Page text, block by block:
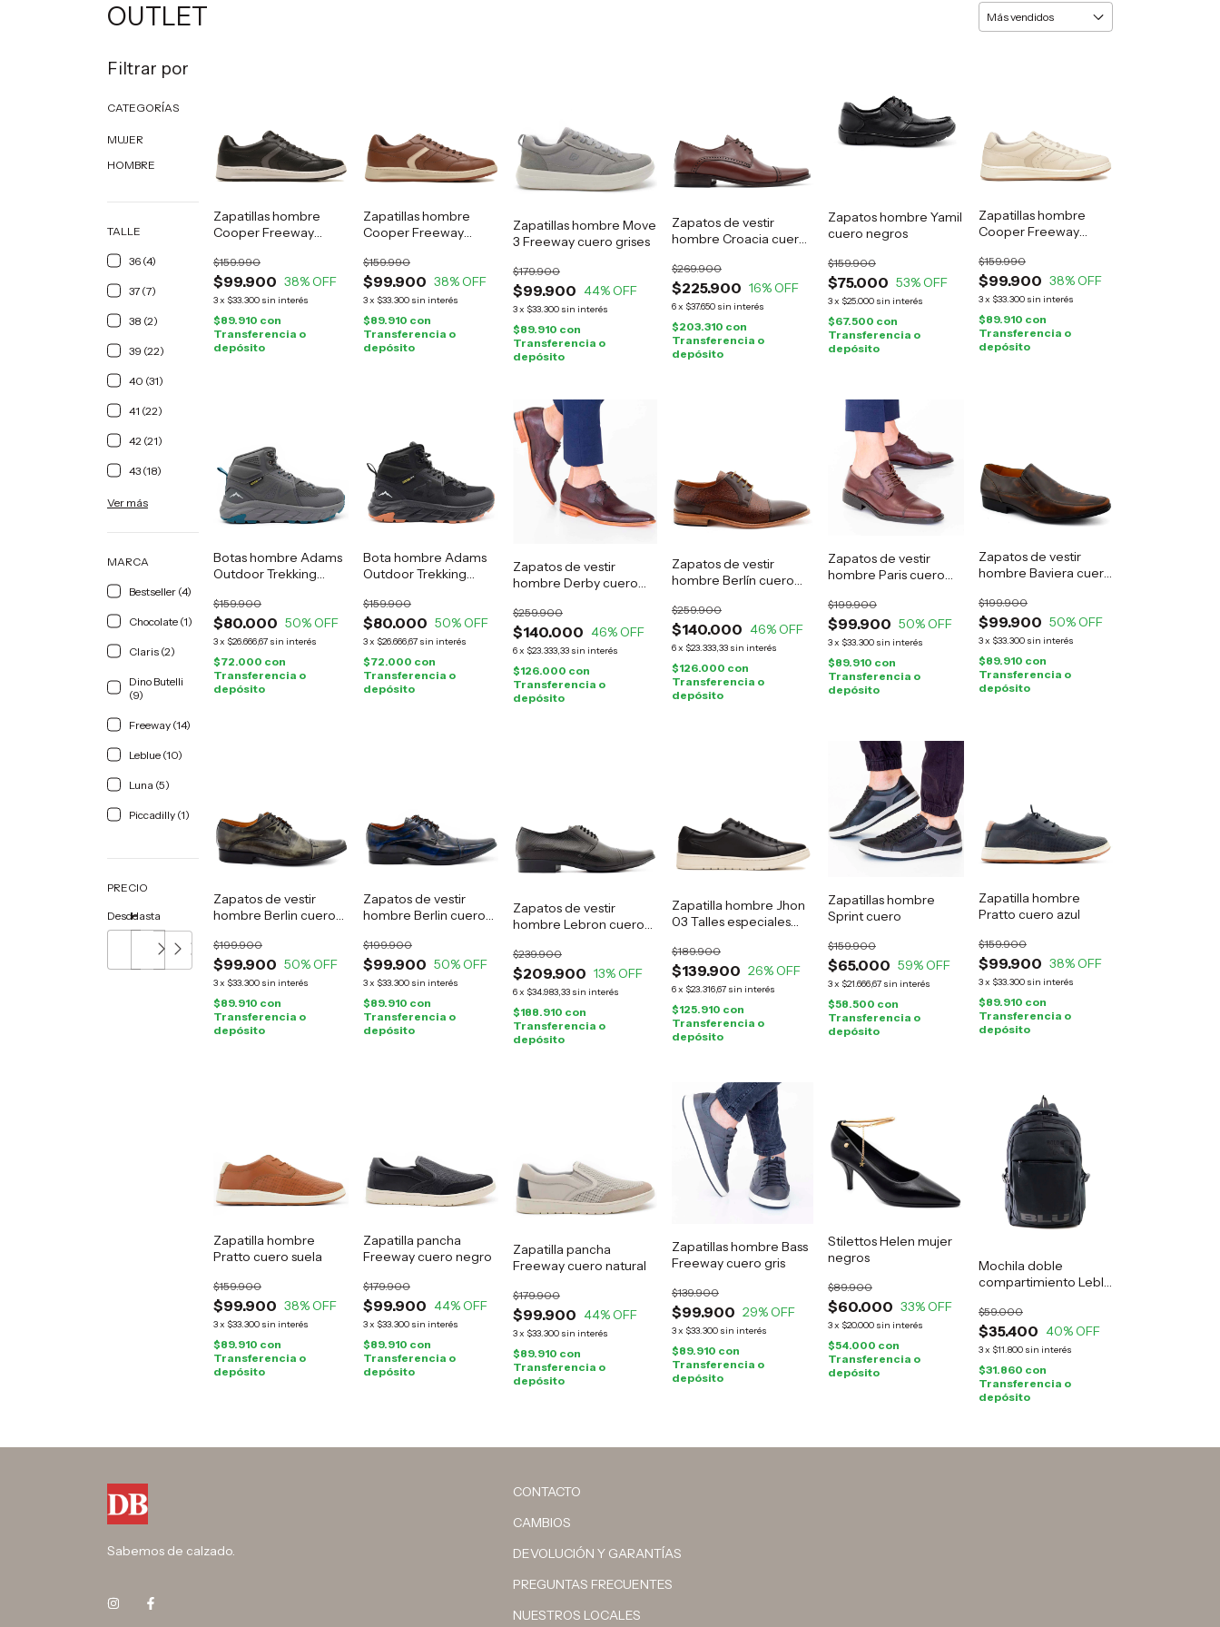
OUTLET
Filtrar por
CATEGORÍAS
MUJER
HOMBRE
TALLE
36 (4)
37 (7)
38 (2)
39 (22)
40 (31)
41 (22)
42 (21)
43 (18)
Ver más
MARCA
Bestseller (4)
Chocolate (1)
Claris (2)
Dino Butelli
(9)
Freeway (14)
Leblue (10)
Luna (5)
Piccadilly (1)
PRECIO
DesdeHasta
Zapatillas hombre
Cooper Freeway
$99.900
$159.990
38% OFF
3x $33.300 sin interés
$89.910 con
Transferencia o
depósito
Zapatillas hombre
Cooper Freeway
$99.900
$159.990
38% OFF
3x $33.300 sin interés
$89.910 con
Transferencia o
depósito
Zapatillas hombre Move
3 Freeway cuero grises
$99.900
$179.900
44% OFF
3x $33.300 sin interés
$89.910 con
Transferencia o
depósito
Zapatos de vestir
hombre Croacia cuero
$225.900
$269.900
16% OFF
6x $37.650 sin interés
$203.310 con
Transferencia o
depósito
Zapatos hombre Yamil
cuero negros
$75.000
$159.900
53% OFF
3x $25.000 sin interés
$67.500 con
Transferencia o
depósito
Zapatillas hombre
Cooper Freeway
$99.900
$159.990
38% OFF
3x $33.300 sin interés
$89.910 con
Transferencia o
depósito
Botas hombre Adams
Outdoor Trekking
$80.000
$159.900
50% OFF
3x $26.666,67 sin interés
$72.000 con
Transferencia o
depósito
Bota hombre Adams
Outdoor Trekking
$80.000
$159.900
50% OFF
3x $26.666,67 sin interés
$72.000 con
Transferencia o
depósito
Zapatos de vestir
hombre Derby cuero
$140.000
$259.900
46% OFF
6x $23.333,33 sin interés
$126.000 con
Transferencia o
depósito
Zapatos de vestir
hombre Berlín cuero
$140.000
$259.900
46% OFF
6x $23.333,33 sin interés
$126.000 con
Transferencia o
depósito
Zapatos de vestir
hombre Paris cuero
$99.900
$199.900
50% OFF
3x $33.300 sin interés
$89.910 con
Transferencia o
depósito
Zapatos de vestir
hombre Baviera cuero
$99.900
$199.900
50% OFF
3x $33.300 sin interés
$89.910 con
Transferencia o
depósito
Zapatos de vestir
hombre Berlin cuero
$99.900
$199.900
50% OFF
3x $33.300 sin interés
$89.910 con
Transferencia o
depósito
Zapatos de vestir
hombre Berlin cuero
$99.900
$199.900
50% OFF
3x $33.300 sin interés
$89.910 con
Transferencia o
depósito
Zapatos de vestir
hombre Lebron cuero
$209.900
$239.900
13% OFF
6x $34.983,33 sin interés
$188.910 con
Transferencia o
depósito
Zapatilla hombre Jhon
03 Talles especiales
$139.900
$189.900
26% OFF
6x $23.316,67 sin interés
$125.910 con
Transferencia o
depósito
Zapatillas hombre
Sprint cuero
$65.000
$159.900
59% OFF
3x $21.666,67 sin interés
$58.500 con
Transferencia o
depósito
Zapatilla hombre
Pratto cuero azul
$99.900
$159.900
38% OFF
3x $33.300 sin interés
$89.910 con
Transferencia o
depósito
Zapatilla hombre
Pratto cuero suela
$99.900
$159.900
38% OFF
3x $33.300 sin interés
$89.910 con
Transferencia o
depósito
Zapatilla pancha
Freeway cuero negro
$99.900
$179.900
44% OFF
3x $33.300 sin interés
$89.910 con
Transferencia o
depósito
Zapatilla pancha
Freeway cuero natural
$99.900
$179.900
44% OFF
3x $33.300 sin interés
$89.910 con
Transferencia o
depósito
Zapatillas hombre Bass
Freeway cuero gris
$99.900
$139.900
29% OFF
3x $33.300 sin interés
$89.910 con
Transferencia o
depósito
Stilettos Helen mujer
negros
$60.000
$89.900
33% OFF
3x $20.000 sin interés
$54.000 con
Transferencia o
depósito
Mochila doble
compartimiento Leblu
$35.400
$59.000
40% OFF
3x $11.800 sin interés
$31.860 con
Transferencia o
depósito
Sabemos de calzado.
CONTACTO
CAMBIOS
DEVOLUCIÓN Y GARANTÍAS
PREGUNTAS FRECUENTES
NUESTROS LOCALES